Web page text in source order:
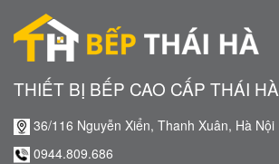
THIẾT BỊ BẾP CAO CẤP THÁI HÀ
36/116 Nguyễn Xiển, Thanh Xuân, Hà Nội
0944.809.686